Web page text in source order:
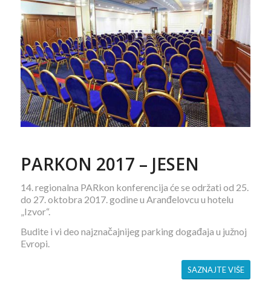
PARKON 2017 – JESEN
14. regionalna PARkon konferencija će se održati od 25.
do 27. oktobra 2017. godine u Aranđelovcu u hotelu
„Izvor“.
Budite i vi deo najznačajnijeg parking događaja u južnoj
Evropi.
SAZNAJTE VIŠE